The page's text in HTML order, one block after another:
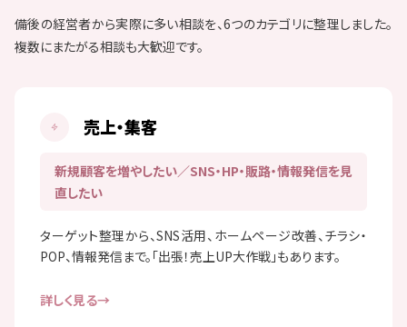
備後の経営者から実際に多い相談を、6つのカテゴリに整理しました。
複数にまたがる相談も大歓迎です。
売上・集客
新規顧客を増やしたい／SNS・HP・販路・情報発信を見
直したい
ターゲット整理から、SNS活用、ホームページ改善、チラシ・
POP、情報発信まで。「出張！売上UP大作戦」もあります。
詳しく見る